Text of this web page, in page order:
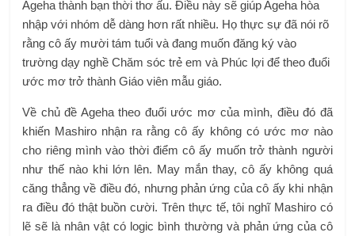
Ageha thành bạn thời thơ ấu. Điều này sẽ giúp Ageha hòa
nhập với nhóm dễ dàng hơn rất nhiều. Họ thực sự đã nói rõ
rằng cô ấy mười tám tuổi và đang muốn đăng ký vào
trường dạy nghề Chăm sóc trẻ em và Phúc lợi để theo đuổi
ước mơ trở thành Giáo viên mẫu giáo.
Về chủ đề Ageha theo đuổi ước mơ của mình, điều đó đã
khiến Mashiro nhận ra rằng cô ấy không có ước mơ nào
cho riêng mình vào thời điểm cô ấy muốn trở thành người
như thế nào khi lớn lên. May mắn thay, cô ấy không quá
căng thẳng về điều đó, nhưng phản ứng của cô ấy khi nhận
ra điều đó thật buồn cười. Trên thực tế, tôi nghĩ Mashiro có
lẽ sẽ là nhân vật có logic bình thường và phản ứng của cô